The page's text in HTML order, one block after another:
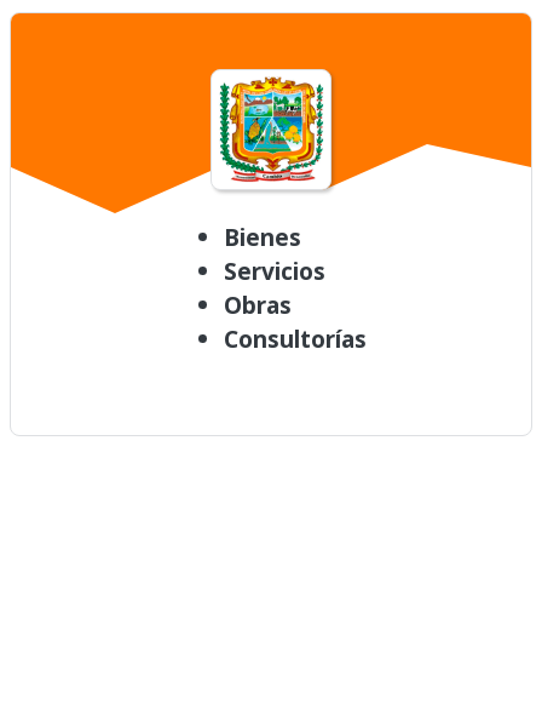
Bienes
Servicios
Obras
Consultorías